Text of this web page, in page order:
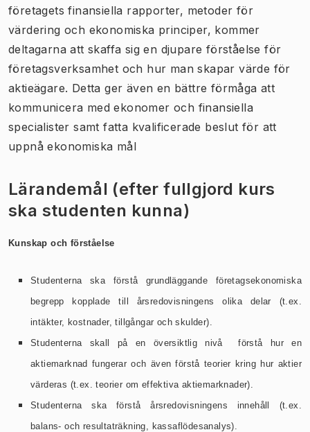
företagets finansiella rapporter, metoder för
värdering och ekonomiska principer, kommer
deltagarna att skaffa sig en djupare förståelse för
företagsverksamhet och hur man skapar värde för
aktieägare. Detta ger även en bättre förmåga att
kommunicera med ekonomer och finansiella
specialister samt fatta kvalificerade beslut för att
uppnå ekonomiska mål
Lärandemål (efter fullgjord kurs
ska studenten kunna)
Kunskap och förståelse
Studenterna ska förstå grundläggande företagsekonomiska
begrepp kopplade till årsredovisningens olika delar (t.ex.
intäkter, kostnader, tillgångar och skulder).
Studenterna skall på en översiktlig nivå förstå hur en
aktiemarknad fungerar och även förstå teorier kring hur aktier
värderas (t.ex. teorier om effektiva aktiemarknader).
Studenterna ska förstå årsredovisningens innehåll (t.ex.
balans- och resultaträkning, kassaflödesanalys).